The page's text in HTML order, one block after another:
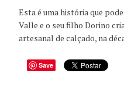
Esta é uma história que
Valle e o seu filho Dorino
artesanal de calçado, na
Save